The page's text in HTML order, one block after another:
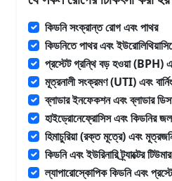
কিডনি সংক্রান্ত রোগ এবং পাথর
কিডনিতে পাথর এবং
প্রস্টেট গ্রন্থি বড় হওয়া (BPH)
মূত্রনালী সংক্রমণ (UTI) এবং
ব্লাডার ইনফেকশন এবং ব্লাডার
হাইড্রোনেফ্রোসিস এবং কিডনির
হিমাচুরিয়া (রক্ত মূত্রে) এবং
কিডনি এবং ইউরিনারি ট্র্যাক্টের টিউমার
ল্যাপারোস্কোপিক কিডনি এবং